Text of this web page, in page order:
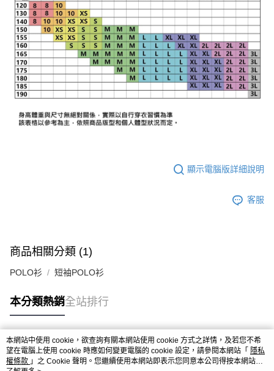
顯示電腦版詳細說明
客服
商品相關分類 (1)
POLO衫 短袖POLO衫
本分類熱銷全站排行
熱門標籤
本網站中使用 cookie，欲查詢有關本網站使用 cookie 方式之詳情，及若您不希
望在電腦上使用 cookie 時應如何變更電腦的 cookie 設定，請參閱本網站「 隱私
權條款 」之 Cookie 聲明。您繼續使用本網站即表示您同意本公司得按本網站使